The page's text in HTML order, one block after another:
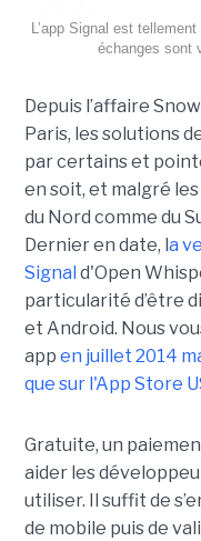
L’app Signal est
échanges sont
Depuis l’affaire
Paris, les solutions
par certains et
en soit, et malgré
du Nord comme du
Dernier en date, l a
Signal d'Open
particularité d’être
et Android. Nous
app en juillet 2014
que sur l'App Store
Gratuite, un
aider les
utiliser. Il suffit de
de mobile puis de